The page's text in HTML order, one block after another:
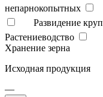
непарнокопытных
Развидение
Растениеводство
Хранение зерна
Исходная продукция
—